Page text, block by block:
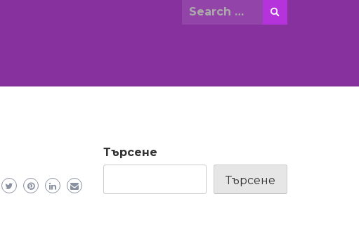
Search
Търсене
Търсене